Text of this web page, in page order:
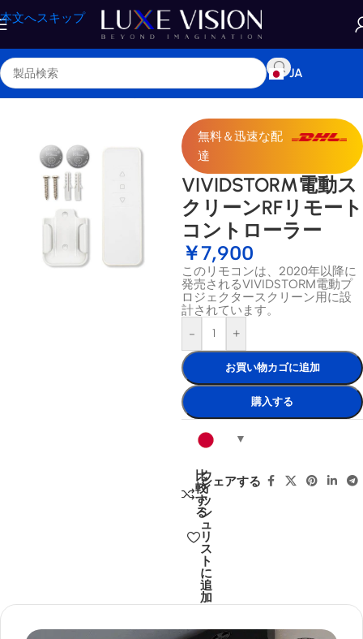
本文へスキップ
JA
ホーム/ショップ/アクセサリー
無料＆迅速な配
達
VIVIDSTORM電動ス
クリーンRFリモート
コントローラー
￥7,900
このリモコンは、2020年以降に
発売されるVIVIDSTORM電動プ
ロジェクタースクリーン用に設
計されています。
-
+
お買い物カゴに追加
購入する
比
較
す
る
ウ
ィ
ッ
シ
ュ
リ
ス
ト
に
追
加
シェアする